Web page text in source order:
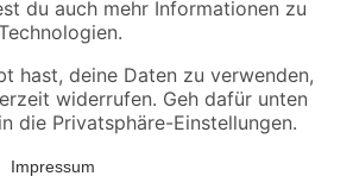
gesetzl. MwSt.. Die dargestellten Angebote sind unter
verfügbar. Die angegebenen Verfügbarkeiten beziehen
reicht.
gilt nicht für Artikel mit Speditionsversand, hier